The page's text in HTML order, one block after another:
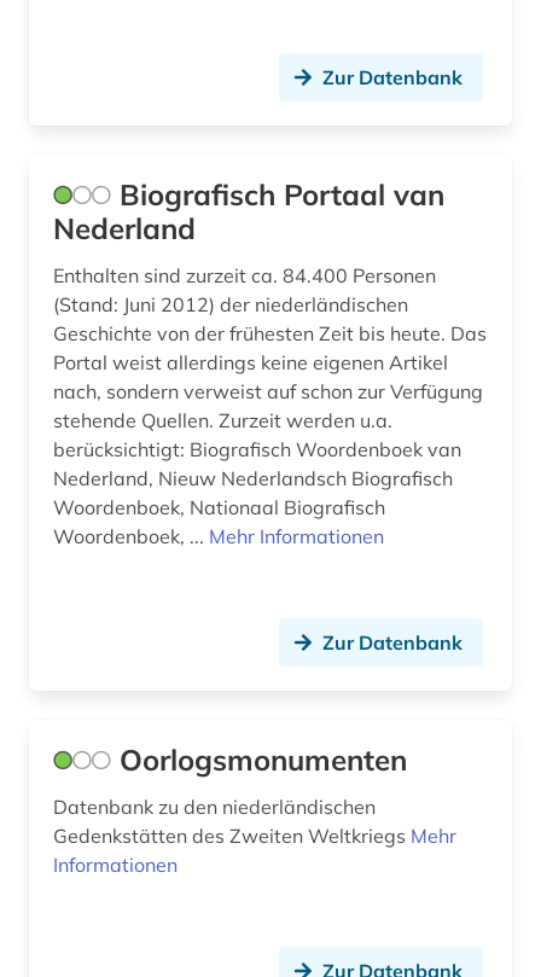
Zur Datenbank
Biografisch Portaal van
Nederland
Enthalten sind zurzeit ca. 84.400 Personen
(Stand: Juni 2012) der niederländischen
Geschichte von der frühesten Zeit bis heute. Das
Portal weist allerdings keine eigenen Artikel
nach, sondern verweist auf schon zur Verfügung
stehende Quellen. Zurzeit werden u.a.
berücksichtigt: Biografisch Woordenboek van
Nederland, Nieuw Nederlandsch Biografisch
Woordenboek, Nationaal Biografisch
Woordenboek, ... Mehr Informationen
Zur Datenbank
Oorlogsmonumenten
Datenbank zu den niederländischen
Gedenkstätten des Zweiten Weltkriegs Mehr
Informationen
Zur Datenbank